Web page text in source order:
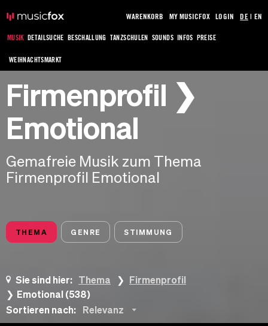
MUSIK DETAILSUCHE BESCHALLUNG TANZSCHULEN SOUNDS INFOS PREISE
WEIHNACHTSMARKT
WARENKORB MY MUSICFOX LOGIN DE| EN
Firmenprofil ❯
Emotional
Gemafreie Musik zum Thema
Firmenprofil Emotional
THEMA GENRE STIMMUNG
Sie sind hier: Thema
Firmenprofil
Emotional (538)
Sortieren nach:
Relevanz